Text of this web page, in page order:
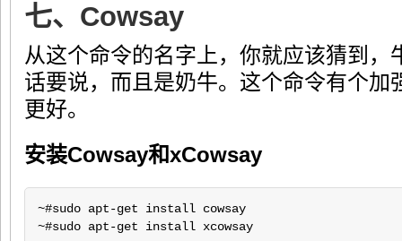
七、Cowsay
从这个命令的名字上，你就应该猜到，
话要说，而且是奶牛。这个命令有个加
更好。
安装Cowsay和xCowsay
~#sudo apt-get install cowsay
~#sudo apt-get install xcowsay